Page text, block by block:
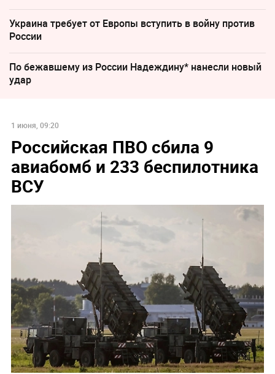
Украина требует от Европы вступить в войну против
России
По бежавшему из России Надеждину* нанесли новый
удар
1 июня, 09:20
Российская ПВО сбила 9
авиабомб и 233 беспилотника
ВСУ